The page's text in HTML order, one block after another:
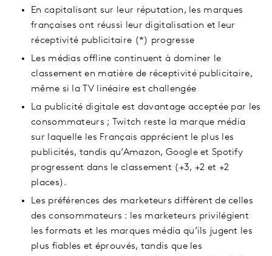
En capitalisant sur leur réputation, les marques
françaises ont réussi leur digitalisation et leur
réceptivité publicitaire (*) progresse
Les médias offline continuent à dominer le
classement en matière de réceptivité publicitaire,
même si la TV linéaire est challengée
La publicité digitale est davantage acceptée par les
consommateurs ; Twitch reste la marque média
sur laquelle les Français apprécient le plus les
publicités, tandis qu’Amazon, Google et Spotify
progressent dans le classement (+3, +2 et +2
places).
Les préférences des marketeurs diffèrent de celles
des consommateurs : les marketeurs privilégient
les formats et les marques média qu’ils jugent les
plus fiables et éprouvés, tandis que les